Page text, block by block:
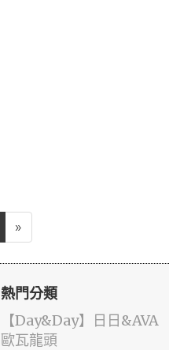
»
熱門分類
️【Day&Day】️日日&AVA
歐瓦龍頭